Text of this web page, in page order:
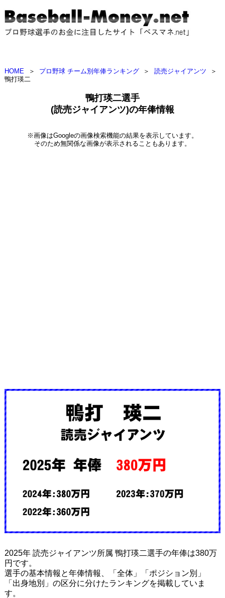
HOME ＞ プロ野球 チーム別年俸ランキング ＞ 読売ジャイアンツ
＞
鴨打瑛二
鴨打瑛二選手
(読売ジャイアンツ)の年俸情報
※画像はGoogleの画像検索機能の結果を表示しています。
そのため無関係な画像が表示されることもあります。
2025年 読売ジャイアンツ所属 鴨打瑛二選手の年俸は380万
円です。
選手の基本情報と年俸情報、「全体」「ポジション別」
「出身地別」の区分に分けたランキングを掲載していま
す。